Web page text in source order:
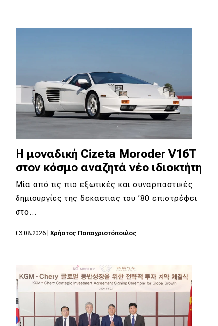
Η μοναδική Cizeta Moroder V16T
στον κόσμο αναζητά νέο ιδιοκτήτη
Μία από τις πιο εξωτικές και συναρπαστικές
δημιουργίες της δεκαετίας του ’80 επιστρέφει
στο…
03.08.2026 Χρήστος Παπαχριστόπουλος